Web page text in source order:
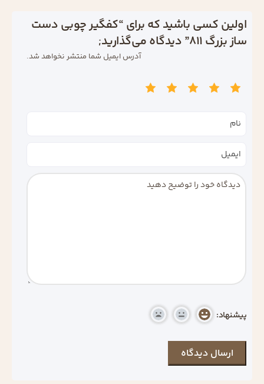
اولین کسی باشید که برای “کفگیر چوبی دست‌
ساز بزرگ 811” دیدگاه می‌گذارید;
آدرس ایمیل شما منتشر نخواهد شد.
پیشنهاد: